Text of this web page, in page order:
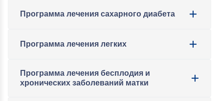
Программа лечения сахарного диабета
Программа лечения легких
Программа лечения бесплодия и
хронических заболеваний матки